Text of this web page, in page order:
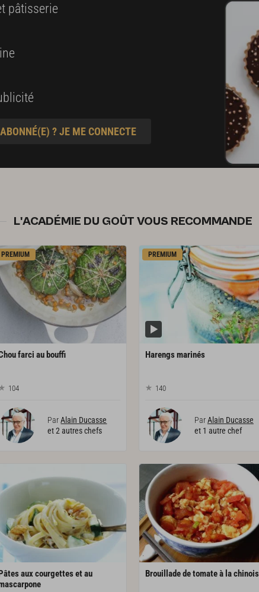
pâtisserie
? JE ME CONNECTE
L'ACADÉMIE DU GOÛT VOUS RECOMMANDE
PREMIUM
farci au bouffi
104
ParAlain Ducasse
et 2 autres chefs
PREMIUM
Harengsmarinés
140
ParAlain Ducasse
et 1 autre chef
aux courgettes et au
Brouilladedetomateà la